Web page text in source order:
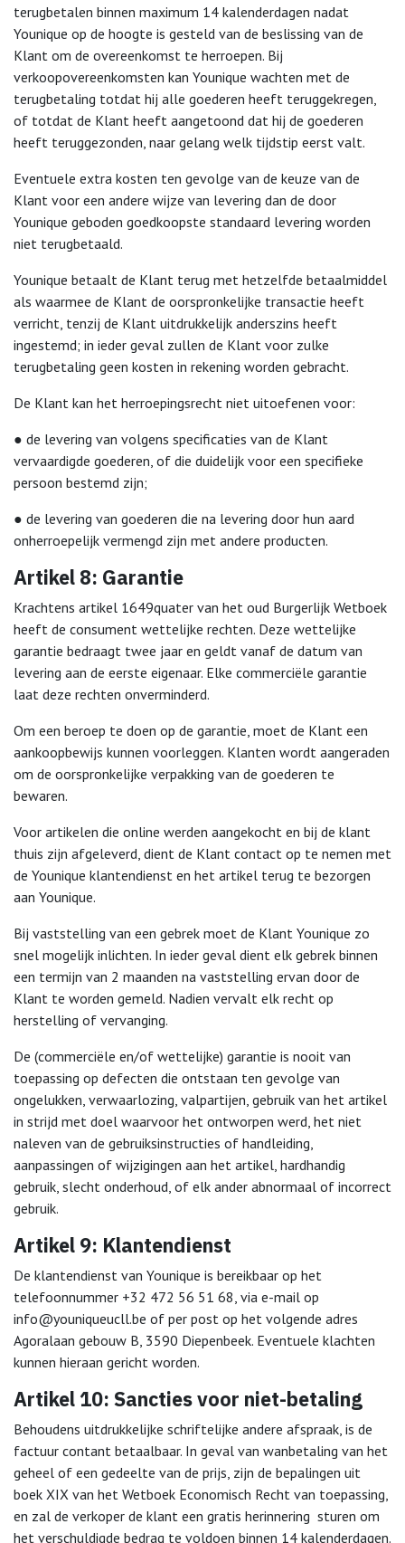
terugbetalen binnen maximum 14 kalenderdagen nadat
Younique op de hoogte is gesteld van de beslissing van de
Klant om de overeenkomst te herroepen. Bij
verkoopovereenkomsten kan Younique wachten met de
terugbetaling totdat hij alle goederen heeft teruggekregen,
of totdat de Klant heeft aangetoond dat hij de goederen
heeft teruggezonden, naar gelang welk tijdstip eerst valt.
Eventuele extra kosten ten gevolge van de keuze van de
Klant voor een andere wijze van levering dan de door
Younique geboden goedkoopste standaard levering worden
niet terugbetaald.
Younique betaalt de Klant terug met hetzelfde betaalmiddel
als waarmee de Klant de oorspronkelijke transactie heeft
verricht, tenzij de Klant uitdrukkelijk anderszins heeft
ingestemd; in ieder geval zullen de Klant voor zulke
terugbetaling geen kosten in rekening worden gebracht.
De Klant kan het herroepingsrecht niet uitoefenen voor:
● de levering van volgens specificaties van de Klant
vervaardigde goederen, of die duidelijk voor een specifieke
persoon bestemd zijn;
● de levering van goederen die na levering door hun aard
onherroepelijk vermengd zijn met andere producten.
Artikel 8: Garantie
Krachtens artikel 1649quater van het oud Burgerlijk Wetboek
heeft de consument wettelijke rechten. Deze wettelijke
garantie bedraagt twee jaar en geldt vanaf de datum van
levering aan de eerste eigenaar. Elke commerciële garantie
laat deze rechten onverminderd.
Om een beroep te doen op de garantie, moet de Klant een
aankoopbewijs kunnen voorleggen. Klanten wordt aangeraden
om de oorspronkelijke verpakking van de goederen te
bewaren.
Voor artikelen die online werden aangekocht en bij de klant
thuis zijn afgeleverd, dient de Klant contact op te nemen met
de Younique klantendienst en het artikel terug te bezorgen
aan Younique.
Bij vaststelling van een gebrek moet de Klant Younique zo
snel mogelijk inlichten. In ieder geval dient elk gebrek binnen
een termijn van 2 maanden na vaststelling ervan door de
Klant te worden gemeld. Nadien vervalt elk recht op
herstelling of vervanging.
De (commerciële en/of wettelijke) garantie is nooit van
toepassing op defecten die ontstaan ten gevolge van
ongelukken, verwaarlozing, valpartijen, gebruik van het artikel
in strijd met doel waarvoor het ontworpen werd, het niet
naleven van de gebruiksinstructies of handleiding,
aanpassingen of wijzigingen aan het artikel, hardhandig
gebruik, slecht onderhoud, of elk ander abnormaal of incorrect
gebruik.
Artikel 9: Klantendienst
De klantendienst van Younique is bereikbaar op het
telefoonnummer +32 472 56 51 68, via e-mail op
info@youniqueucll.be of per post op het volgende adres
Agoralaan gebouw B, 3590 Diepenbeek. Eventuele klachten
kunnen hieraan gericht worden.
Artikel 10: Sancties voor niet-betaling
Behoudens uitdrukkelijke schriftelijke andere afspraak, is de
factuur contant betaalbaar. In geval van wanbetaling van het
geheel of een gedeelte van de prijs, zijn de bepalingen uit
boek XIX van het Wetboek Economisch Recht van toepassing,
en zal de verkoper de klant een gratis herinnering sturen om
het verschuldigde bedrag te voldoen binnen 14 kalenderdagen.